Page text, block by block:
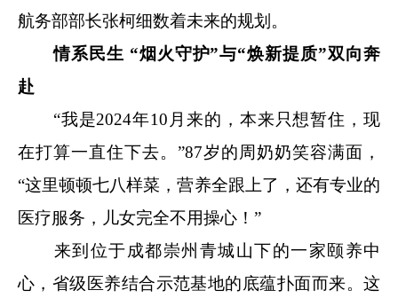
航务部部长张柯细数着未来的规划。
情系民生 “烟火守护”与“焕新提质”双向奔
赴
“我是2024年10月来的，本来只想暂住，现
在打算一直住下去。”87岁的周奶奶笑容满面，
“这里顿顿七八样菜，营养全跟上了，还有专业的
医疗服务，儿女完全不用操心！”
来到位于成都崇州青城山下的一家颐养中
心，省级医养结合示范基地的底蕴扑面而来。这